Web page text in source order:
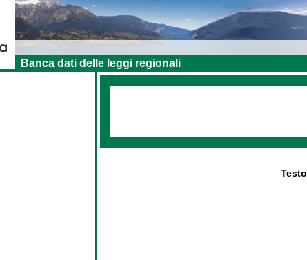
Banca dati delle leggi regionali